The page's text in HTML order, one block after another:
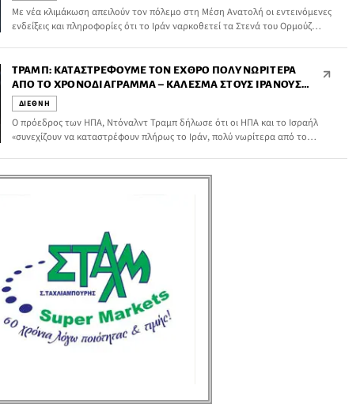
Με νέα κλιμάκωση απειλούν τον πόλεμο στη Μέση Ανατολή οι εντεινόμενες
ενδείξεις και πληροφορίες ότι το Ιράν ναρκοθετεί τα Στενά του Ορμούζ
και δεν απομακρυνθούν αμέσως».
ΤΡΑΜΠ: ΚΑΤΑΣΤΡΈΦΟΥΜΕ ΤΟΝ ΕΧΘΡΌ ΠΟΛΎ ΝΩΡΊΤΕΡΑ
ΑΠΌ ΤΟ ΧΡΟΝΟΔΙΆΓΡΑΜΜΑ – ΚΆΛΕΣΜΑ ΣΤΟΥΣ ΙΡΑΝΟΎΣ
ΔΙΠΛΩΜΆΤΕΣ ΝΑ ΖΗΤΉΣΟΥΝ ΆΣΥΛΟ
ΔΙΕΘΝΗ
Ο πρόεδρος των ΗΠΑ, Ντόναλντ Τραμπ δήλωσε ότι οι ΗΠΑ και το Ισραήλ
«συνεχίζουν να καταστρέφουν πλήρως το Ιράν, πολύ νωρίτερα από το